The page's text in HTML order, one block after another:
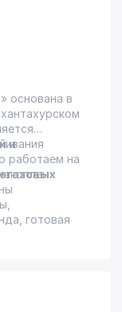
основана в
работаем на
готовая
часа в
и
и